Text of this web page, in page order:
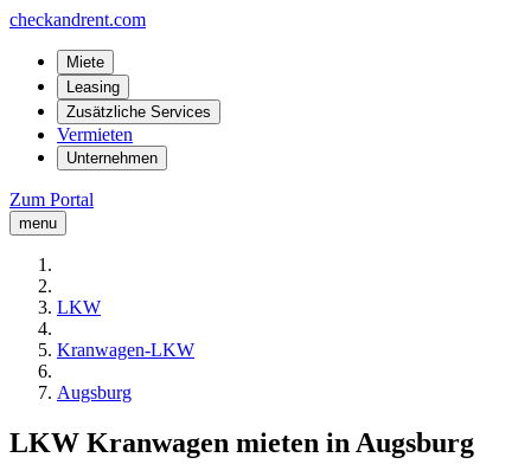
checkandrent.com
Miete
Leasing
Zusätzliche Services
Vermieten
Unternehmen
Zum Portal
menu
LKW
Kranwagen-LKW
Augsburg
LKW Kranwagen mieten in Augsburg